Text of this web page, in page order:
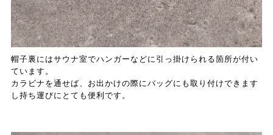
帽子裏にはサウナ室でハンガーなどに引っ掛けられる箇所が付い
ています。
カラビナを通せば、お出かけの際にバッグにも取り付けできます
し持ち運びにとても便利です。